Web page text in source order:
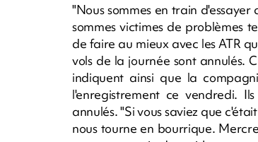
"Nous sommes en train d'essayer
sommes victimes de problèmes
de faire au mieux avec les ATR
vols de la journée sont annulés.
indiquent ainsi que la
l'enregistrement ce vendredi.
annulés. "Si vous saviez que
nous tourne en bourrique.